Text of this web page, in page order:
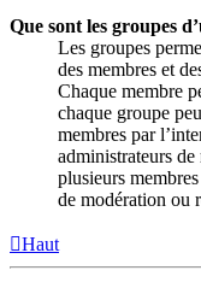
Que sont les groupes
Les groupes
des membres et
Chaque membre
chaque groupe
membres par
administrateurs
plusieurs
de modération ou
Haut